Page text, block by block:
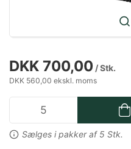
DKK 700,00 / Stk.
DKK 560,00 ekskl. moms
Sælges i pakker af 5 Stk.